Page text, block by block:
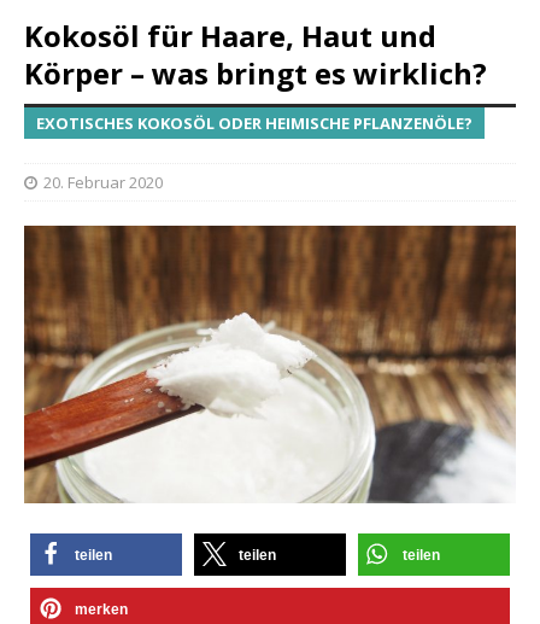
Kokosöl für Haare, Haut und
Körper – was bringt es wirklich?
EXOTISCHES KOKOSÖL ODER HEIMISCHE PFLANZENÖLE?
20. Februar 2020
teilen teilen teilen
merken